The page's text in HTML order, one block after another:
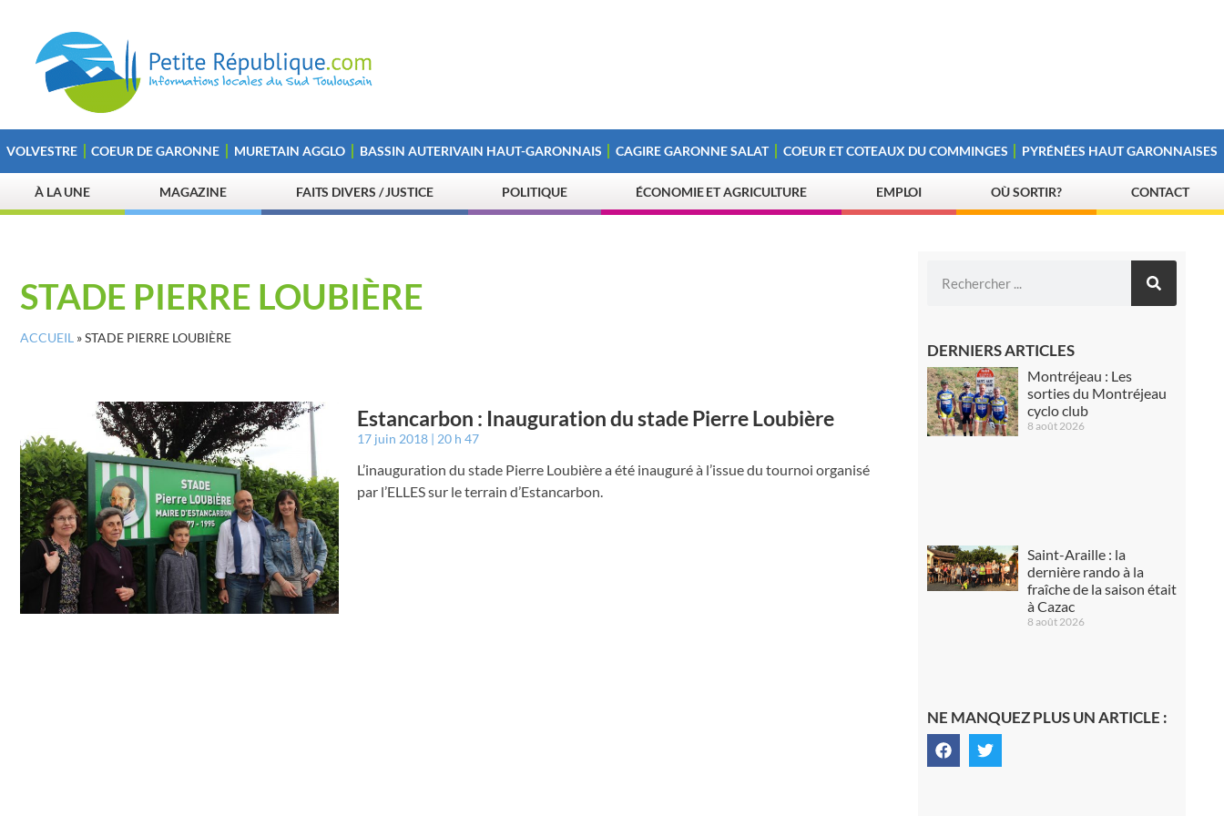
VOLVESTRE COEUR DE GARONNE MURETAIN AGGLO BASSIN AUTERIVAIN HAUT-GARONNAIS CAGIRE GARONNE SALAT COEUR ET COTEAUX DU COMMINGES PYRÉNÉES HAUT GARONNAISES
À LA UNE MAGAZINE FAITS DIVERS / JUSTICE POLITIQUE ÉCONOMIE ET AGRICULTURE EMPLOI OÙ SORTIR? CONTACT
STADE PIERRE LOUBIÈRE
ACCUEIL »STADE PIERRE LOUBIÈRE
Estancarbon : Inauguration du stade Pierre Loubière
17 juin 2018 20 h 47
L’inauguration du stade Pierre Loubière a été inauguré à l’issue du tournoi organisé
par l’ELLES sur le terrain d’Estancarbon.
DERNIERS ARTICLES
Montréjeau : Les
sorties du Montréjeau
cyclo club
8 août 2026
Saint-Araille : la
dernière rando à la
fraîche de la saison était
à Cazac
8 août 2026
NE MANQUEZ PLUS UN ARTICLE :